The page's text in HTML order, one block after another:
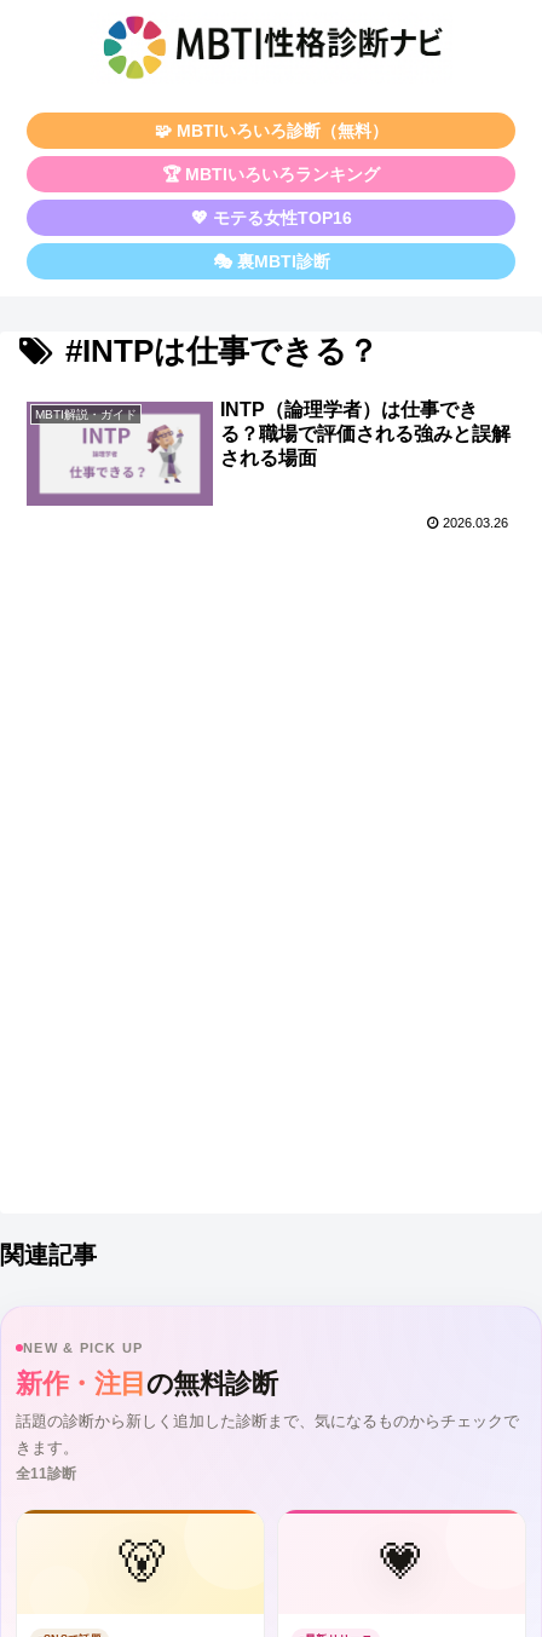
🧩 MBTIいろいろ診断（無料）
🏆 MBTIいろいろランキング
💖 モテる女性TOP16
🎭 裏MBTI診断
#INTPは仕事できる？
MBTI解説・ガイド
INTP（論理学者）は仕事でき
る？職場で評価される強みと誤解
される場面
2026.03.26
関連記事
NEW & PICK UP
新作・注目 の無料診断
話題の診断から新しく追加した診断まで、気になるものからチェックで
きます。
全11診断
🐻 💗